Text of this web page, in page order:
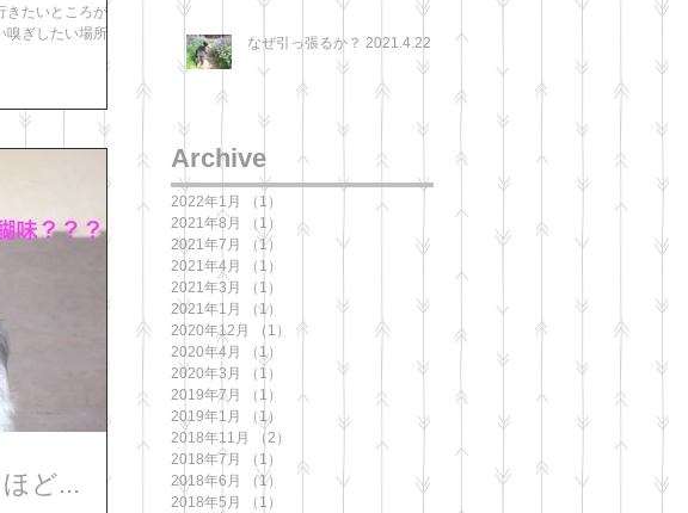
たいところがあ
ぎしたい場所、
ど...
なぜ引っ張るか？ 2021.4.22
Archive
2022年1月 （1）
2021年8月
（1）
1件の記事
2021年7月
（1）
1件の記事
2021年4月
（1）
2021年3月
（1）
2021年1月
（1）
1件の記事
2020年12月
（1）
1件の記事
2020年4月
（1）
2020年3月
（1）
1件の記事
2019年7月
（1）
1件の記事
2019年1月
（1）
1件の記事
2018年11月
（2）
2018年7月
（1）
1件の記事
2018年6月
（1）
1件の記事
2018年5月
（1）